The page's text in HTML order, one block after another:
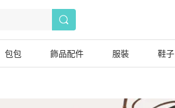
包包 飾品配件 服裝 鞋子